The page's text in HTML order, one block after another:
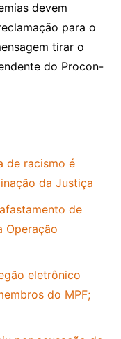
devem
para o
tirar o
do Procon-
de racismo é
da Justiça
de
Operação
eletrônico
do MPF;